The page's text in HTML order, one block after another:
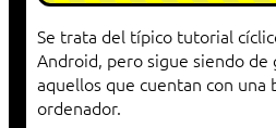
Se trata del típico tutorial
Android, pero sigue siendo de
aquellos que cuentan con una
ordenador.